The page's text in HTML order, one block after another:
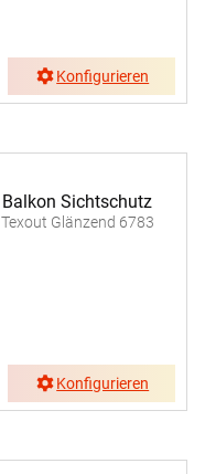
Konfigurieren
Balkon Sichtschutz
Texout Glänzend 6783
Konfigurieren